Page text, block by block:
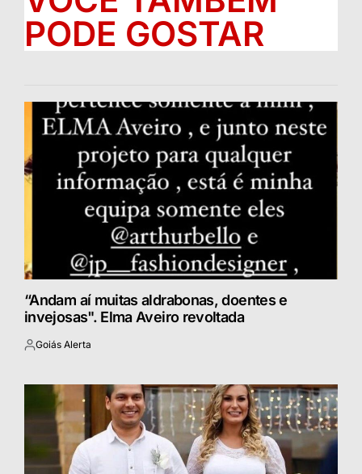
PODE GOSTAR
“Andam aí muitas aldrabonas, doentes e
invejosas". Elma Aveiro revoltada
Postado
Goiás Alerta